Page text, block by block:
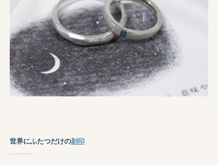
世界にふたつだけの刻印